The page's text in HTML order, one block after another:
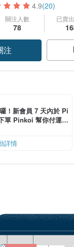
4.9(20)
關注人數
78
已賣
注
！新會員 7 天內於 Pi
單 Pinkoi 幫你付運
詳情